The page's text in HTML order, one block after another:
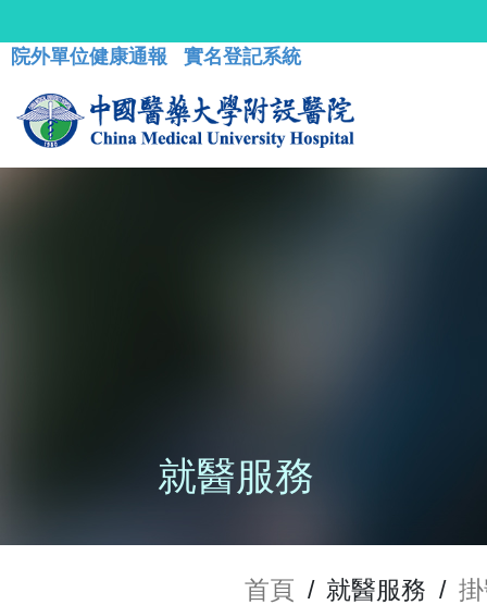
院外單位健康通報 實名登記系統
就醫服務
首頁 / 就醫服務 /